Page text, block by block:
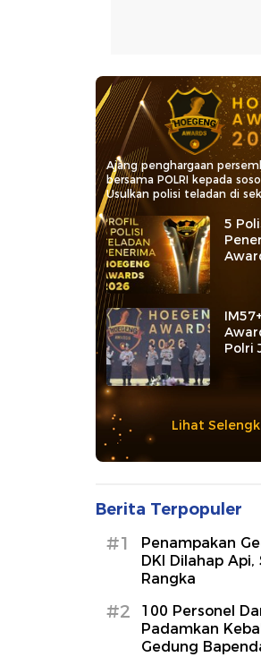
Ajang penghargaan
bersama POLRI kepada
Usulkan polisi teladan di
5
Polri
Lihat
Berita Terpopuler
#1
Penampakan
DKI Dilahap
Rangka
#2
100 Personel
Padamkan
Gedung